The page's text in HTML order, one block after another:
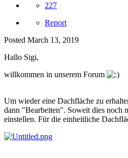
227
Report
Posted March 13, 2019
Hallo Sigi,
willkommen in unserem Forum
Um wieder eine Dachfläche zu
dann "Bearbeiten". Soweit dies noch
einstellen. Für die einheitliche